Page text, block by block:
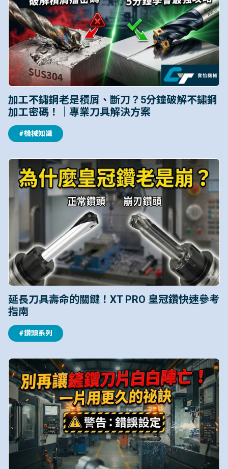
加工不鏽鋼老是積屑、斷刀？5分鐘破解不鏽鋼
加工密碼！｜專業刀具解決方案
#機械知識
延長刀具壽命的關鍵！XT PRO 皇冠鑽快速參考
指南
#鑽頭系列